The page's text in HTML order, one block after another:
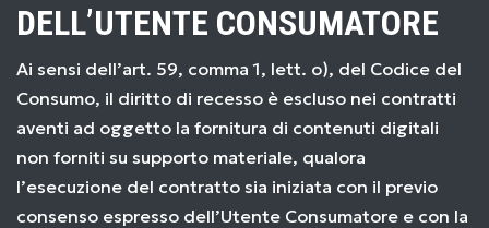
DELL’UTENTE CONSUMATORE
Ai sensi dell’art. 59, comma 1, lett. o), del Codice del
Consumo, il diritto di recesso è escluso nei contratti
aventi ad oggetto la fornitura di contenuti digitali
non forniti su supporto materiale, qualora
l’esecuzione del contratto sia iniziata con il previo
consenso espresso dell’Utente Consumatore e con la